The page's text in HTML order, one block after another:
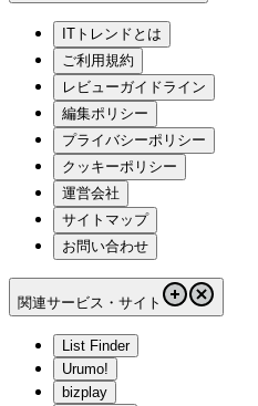
ITトレンドとは
ご利用規約
レビューガイドライン
編集ポリシー
プライバシーポリシー
クッキーポリシー
運営会社
サイトマップ
お問い合わせ
関連サービス・サイト
List Finder
Urumo!
bizplay